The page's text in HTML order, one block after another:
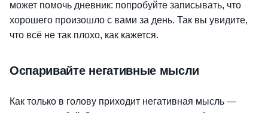
может помочь дневник: попробуйте записывать, что
хорошего произошло с вами за день. Так вы увидите,
что всё не так плохо, как кажется.
Оспаривайте негативные мысли
Как только в голову приходит негативная мысль —